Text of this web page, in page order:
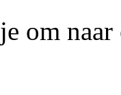
om naar